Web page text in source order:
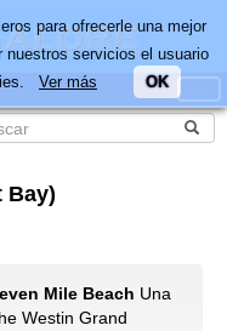
Bay)
Mile Beach Una
Westin Grand
para ofrecerle una mejor
servicios el usuario
Ver más OK